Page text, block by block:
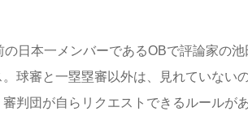
日本一メンバーであるOBで評論家の
。球審と一塁塁審以外は、見れていない
審判団が自らリクエストできるルール